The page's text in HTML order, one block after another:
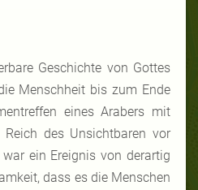
Geschichte von Gottes
Menschheit bis zum Ende
eines Arabers mit
des Unsichtbaren vor
ein Ereignis von derartig
dass es die Menschen